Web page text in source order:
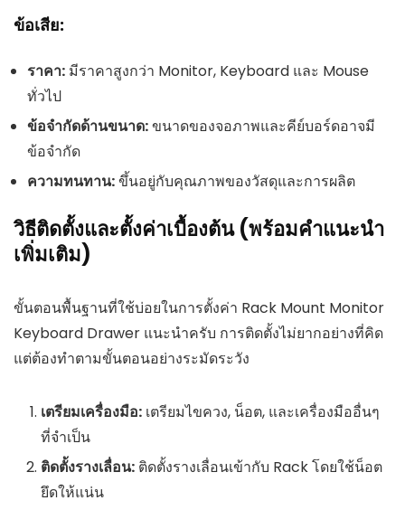
ข้อเสีย:
ราคา: มีราคาสูงกว่า Monitor, Keyboard และ Mouse
ทั่วไป
ข้อจำกัดด้านขนาด:ขนาดของจอภาพและคีย์บอร์ดอาจมี
ข้อจำกัด
ความทนทาน:ขึ้นอยู่กับคุณภาพของวัสดุและการผลิต
วิธีติดตั้งและตั้งค่าเบื้องต้น (พร้อมคำแนะนำ
เพิ่มเติม)
ขั้นตอนพื้นฐานที่ใช้บ่อยในการตั้งค่า Rack Mount Monitor
Keyboard Drawer แนะนำครับ การติดตั้งไม่ยากอย่างที่คิด
แต่ต้องทำตามขั้นตอนอย่างระมัดระวัง
เตรียมเครื่องมือ: เตรียมไขควง, น็อต, และเครื่องมืออื่นๆ
ที่จำเป็น
ติดตั้งรางเลื่อน: ติดตั้งรางเลื่อนเข้ากับ Rack โดยใช้น็อต
ยึดให้แน่น